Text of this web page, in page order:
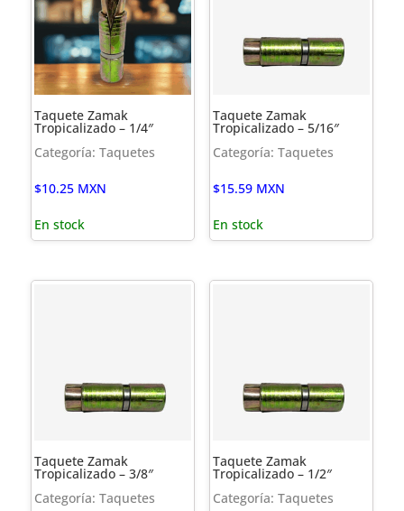
Taquete Zamak
Tropicalizado – 1/4″
Categoría: Taquetes
$10.25 MXN
En stock
Taquete Zamak
Tropicalizado – 5/16″
Categoría: Taquetes
$15.59 MXN
En stock
Taquete Zamak
Tropicalizado – 3/8″
Categoría: Taquetes
Taquete Zamak
Tropicalizado – 1/2″
Categoría: Taquetes